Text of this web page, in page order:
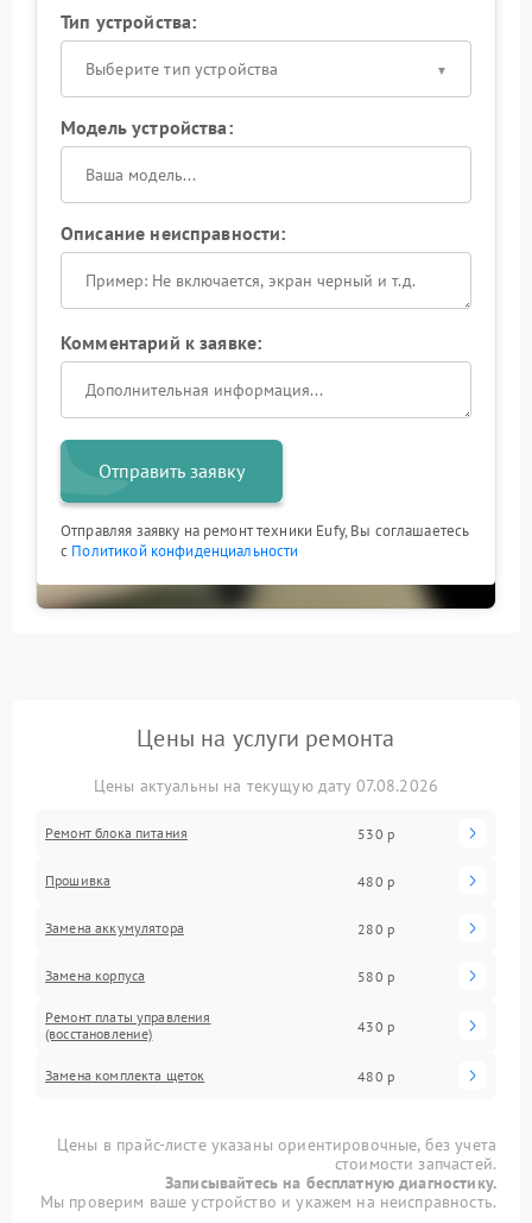
Тип устройства:
Выберите тип устройства
Модель устройства:
Описание неисправности:
Комментарий к заявке:
Отправить заявку
Отправляя заявку на ремонт техники Eufy, Вы соглашаетесь
с Политикой конфиденциальности
Цены на услуги ремонта
Цены актуальны на текущую дату 07.08.2026
Ремонт блока питания 530 р
Прошивка 480 р
Замена аккумулятора 280 р
Замена корпуса 580 р
Ремонт платы управления
(восстановление)
430 р
Замена комплекта щеток 480 р
Цены в прайс-листе указаны ориентировочные, без учета
стоимости запчастей.
Записывайтесь на бесплатную диагностику.
Мы проверим ваше устройство и укажем на неисправность.